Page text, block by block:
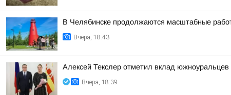
В Челябинске продолжаются масштабные
Вчера, 18:43
Алексей Текслер отметил вклад южноуральцев
Вчера, 18:39